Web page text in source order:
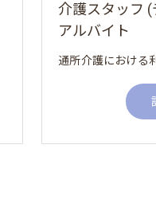
介護スタッフ (
アルバイト
通所介護における